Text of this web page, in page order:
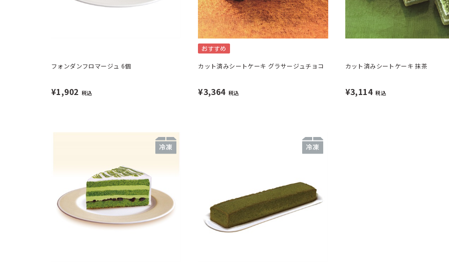
フォンダンフロマージュ 6個
¥1,902 税込
おすすめ
カット済みシートケーキ グラサージュチョコ
¥3,364 税込
カット済みシートケーキ 抹茶
¥3,114 税込